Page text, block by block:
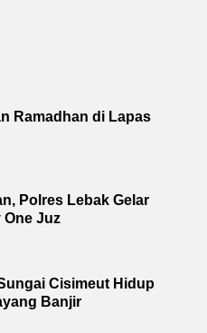
Ramadhan di Lapas
Polres Lebak Gelar
One Juz
Cisimeut Hidup
Banjir